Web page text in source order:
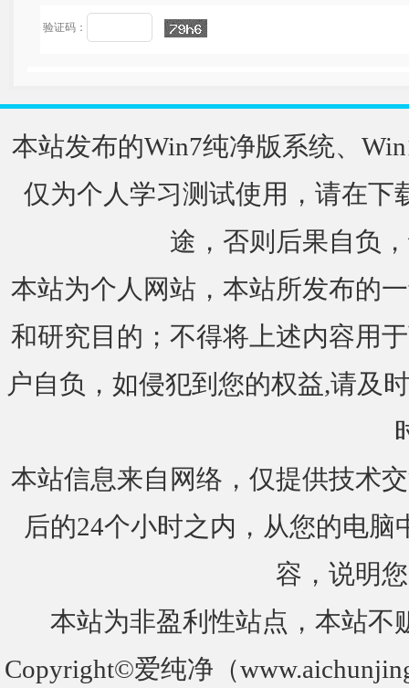
验证码：
本站发布的Win7纯净版系统、
仅为个人学习测试使用，请在下
途，否则后果自负
本站为个人网站，本站所发布的
和研究目的；不得将上述内容用
户自负，如侵犯到您的权益,请及
本站信息来自网络，仅提供技术
后的24个小时之内，从您的电
容，说明
本站为非盈利性站点，本站不
Copyright©爱纯净（